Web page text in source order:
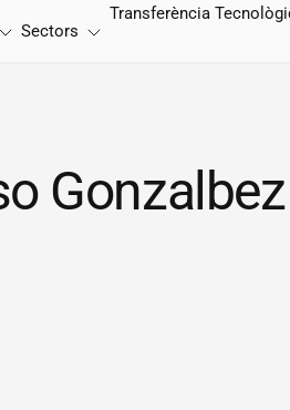
Sectors
Transferència
Gonzalbez